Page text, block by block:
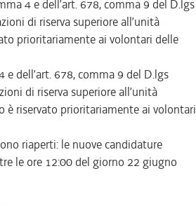
4 e dell’art. 678, comma 9 del D.lgs
di riserva superiore all’unità
prioritariamente ai volontari delle
e dell’art. 678, comma 9 del D.lgs
di riserva superiore all’unità
è riservato prioritariamente ai volontari
riaperti: le nuove candidature
le ore 12:00 del giorno 22 giugno